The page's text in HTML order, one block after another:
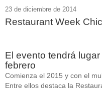
23 de diciembre de 2014
Restaurant Week
El evento tendrá
febrero
Comienza el 2015 y con el
Entre ellos destaca la